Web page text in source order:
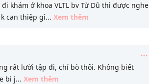
khám ở khoa VLTL bv Từ Dũ thì được nghe
can thiệp gì... Xem thêm
rất lười tập đi, chỉ bò thôi. Không biết
bi j... Xem thêm